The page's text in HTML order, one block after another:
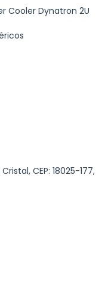
Cooler Dynatron 2U
CEP: 18025-177,